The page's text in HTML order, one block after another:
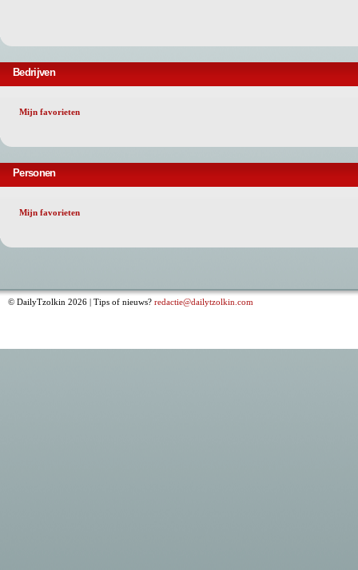
Bedrijven
Mijn favorieten
Personen
Mijn favorieten
© DailyTzolkin 2026 | Tips of nieuws? redactie@dailytzolkin.com